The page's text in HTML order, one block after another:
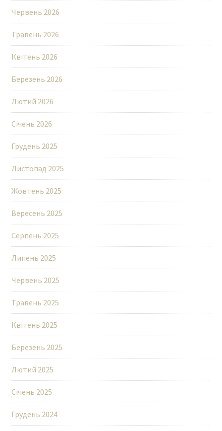
Червень 2026
Травень 2026
Квітень 2026
Березень 2026
Лютий 2026
Січень 2026
Грудень 2025
Листопад 2025
Жовтень 2025
Вересень 2025
Серпень 2025
Липень 2025
Червень 2025
Травень 2025
Квітень 2025
Березень 2025
Лютий 2025
Січень 2025
Грудень 2024